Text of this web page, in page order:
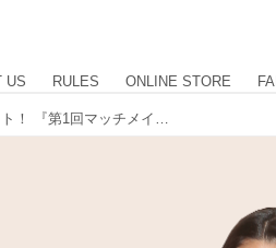
US RULES ONLINE STORE